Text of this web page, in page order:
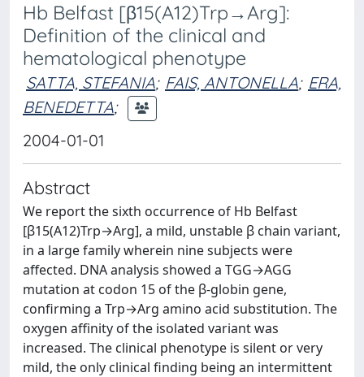
Hb Belfast [β15(A12)Trp→Arg]:
Definition of the clinical and
hematological phenotype
SATTA, STEFANIA; FAIS, ANTONELLA; ERA,
BENEDETTA;
2004-01-01
Abstract
We report the sixth occurrence of Hb Belfast
[β15(A12)Trp→Arg], a mild, unstable β chain variant,
in a large family wherein nine subjects were
affected. DNA analysis showed a TGG→AGG
mutation at codon 15 of the β-globin gene,
confirming a Trp→Arg amino acid substitution. The
oxygen affinity of the isolated variant was
increased. The clinical phenotype is silent or very
mild, the only clinical finding being an intermittent